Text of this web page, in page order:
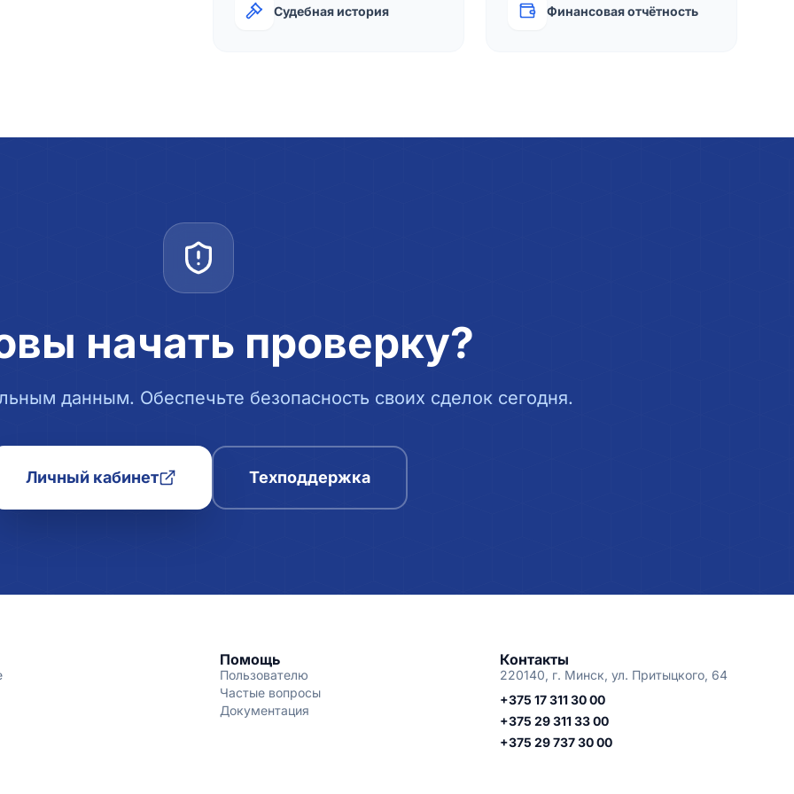
Судебная история Финансовая отчётность
начать проверку?
данным. Обеспечьте безопасность своих сделок сегодня.
Личный кабинет Техподдержка
Помощь
Пользователю
Частые вопросы
Документация
Контакты
220140, г. Минск, ул. Притыцкого, 64
+375 17 311 30 00
+375 29 311 33 00
+375 29 737 30 00